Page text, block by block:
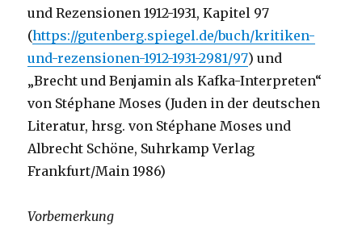
und Rezensionen 1912-1931, Kapitel 97
(https://gutenberg.spiegel.de/buch/kritiken-
und-rezensionen-1912-1931-2981/97) und
„Brecht und Benjamin als Kafka-Interpreten“
von Stéphane Moses (Juden in der deutschen
Literatur, hrsg. von Stéphane Moses und
Albrecht Schöne, Suhrkamp Verlag
Frankfurt/Main 1986)
Vorbemerkung